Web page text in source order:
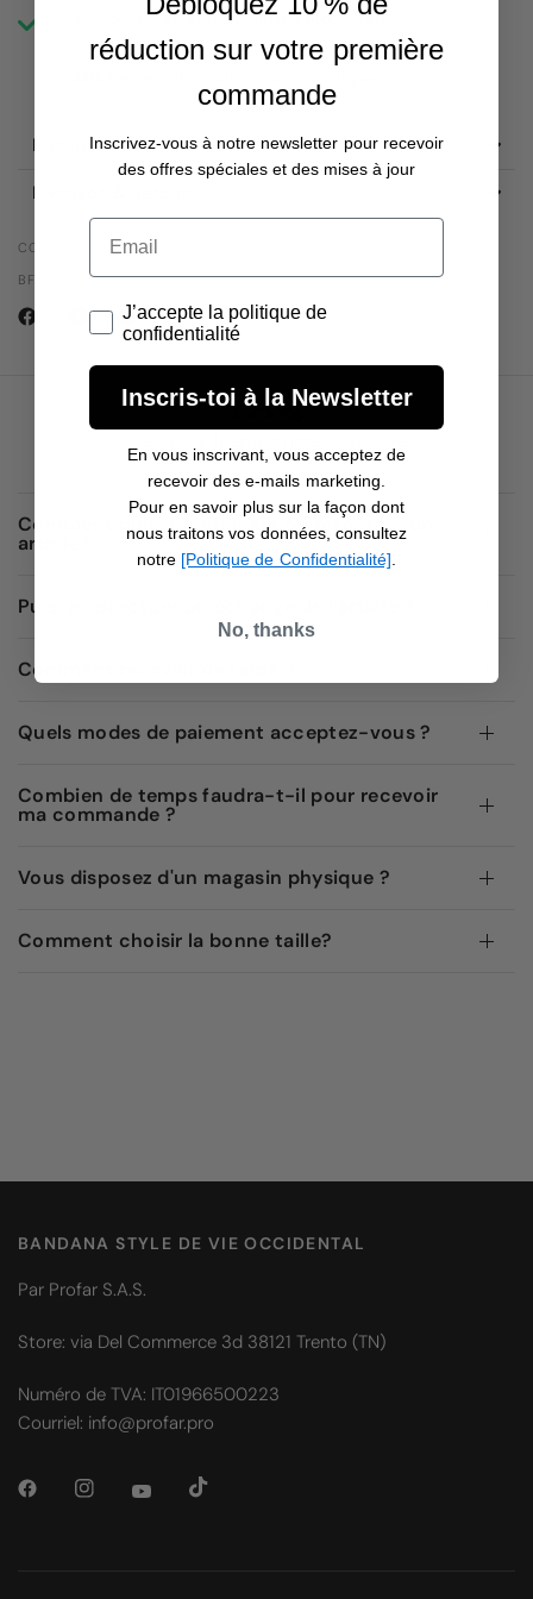
Service de retrait disponible àStore Trento
Habituellement prête en 4 heures
Description
Livraison & Retours
CODE PRODUIT :
BFWWRO-SXS-M1SCC6
FAQ
Comment puis-je échanger ou retourner un
article?
Puis-je effectuer un échange de l'article ?
Comment recevoir de l'aide ?
Quels modes de paiement acceptez-vous ?
Combien de temps faudra-t-il pour recevoir
ma commande ?
Vous disposez d'un magasin physique ?
Comment choisir la bonne taille?
BANDANA STYLE DE VIE OCCIDENTAL
Par Profar S.A.S.
Store: via Del Commerce 3d 38121 Trento (TN)
Numéro de TVA: IT01966500223
Courriel: info@profar.pro
réduction sur votre première
commande
Inscrivez-vous à notre newsletter pour recevoir
des offres spéciales et des mises à jour
Email
J’accepte la politique de confidentialité
J’accepte la politique de
confidentialité
Inscris-toi à la Newsletter
En vous inscrivant, vous acceptez de
recevoir des e-mails marketing.
Pour en savoir plus sur la façon dont
nous traitons vos données, consultez
notre [Politique de Confidentialité]
No, thanks